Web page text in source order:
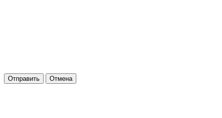
Отправить Отмена